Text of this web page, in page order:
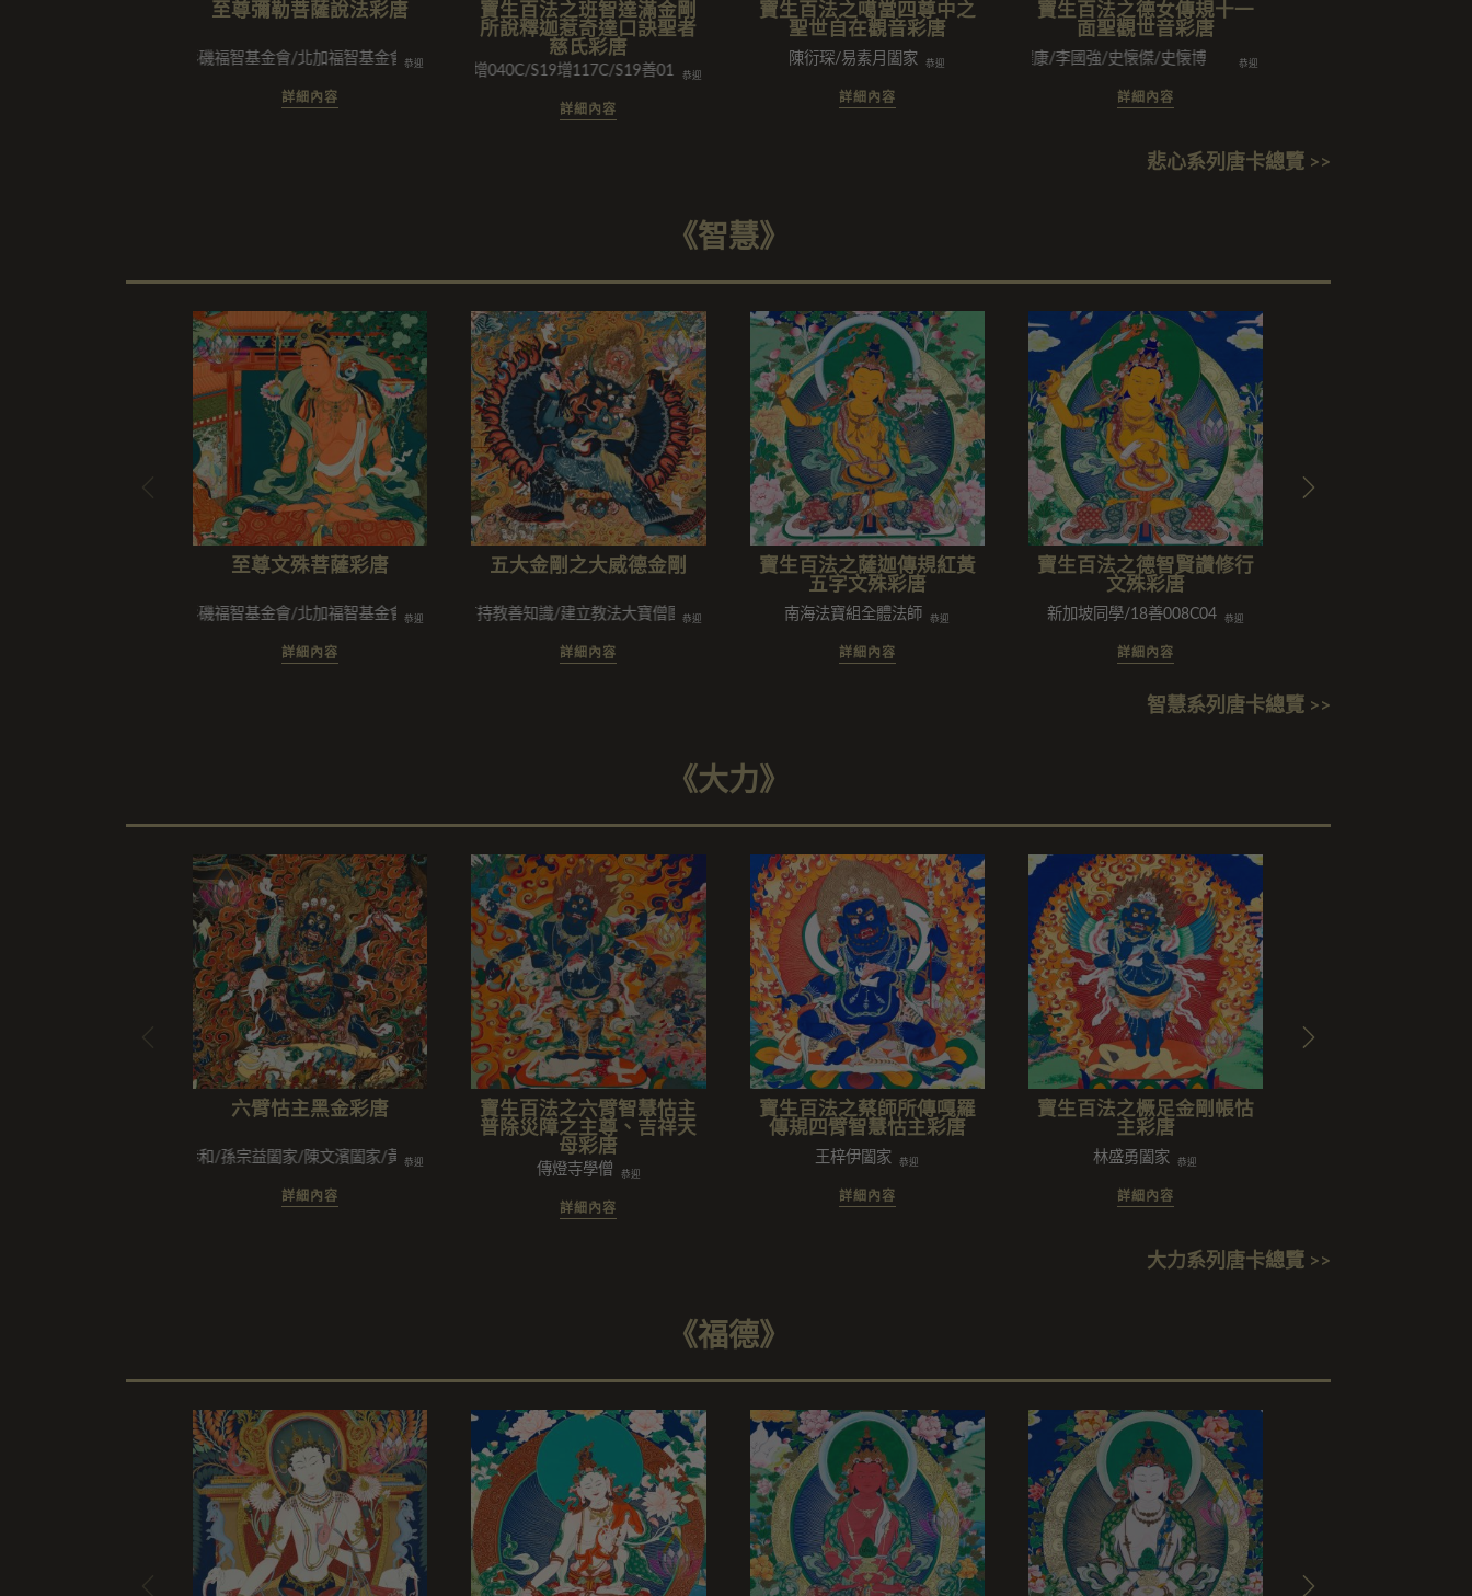
至尊彌勒菩薩說法彩唐
洛杉磯福智基金會/北加福智基金會 恭迎
詳細內容
寶生百法之班智達滿金剛
所說釋迦惹奇達口訣聖者
慈氏彩唐
S15增040C/S19增117C/S19善015C01/舊制研討班二/劉蓮珠闔家/潘廣發闔家
恭迎
詳細內容
寶生百法之噶當四尊中之
聖世自在觀音彩唐
陳衍琛/易素月闔家 恭迎
詳細內容
寶生百法之德女傳規十一
面聖觀世音彩唐
史耀康/李國強/史懐傑/史懐博 恭迎
詳細內容
陳兆華闔家/馮耀輝闔家/韓晝光
悲心系列唐卡總覽 >>
《智慧》
至尊文殊菩薩彩唐
洛杉磯福智基金會/北加福智基金會 恭迎
詳細內容
五大金剛之大威德金剛
所有持教善知識/建立教法大寶僧團/陳姿穎/陳拓維/學弘教法三寶弟子/護持正法的龍天護法善神
恭迎
詳細內容
寶生百法之薩迦傳規紅黃
五字文殊彩唐
南海法寶組全體法師 恭迎
詳細內容
寶生百法之德智賢讚修行
文殊彩唐
新加坡同學/18善008C04 恭迎
詳細內容
智慧系列唐卡總覽 >>
《大力》
六臂怙主黑金彩唐
陳恭和/孫宗益闔家/陳文濱闔家/黃素芬法眷/林吟霞闔家
恭迎
詳細內容
寶生百法之六臂智慧怙主
普除災障之主尊、吉祥天
母彩唐
傳燈寺學僧 恭迎
詳細內容
寶生百法之蔡師所傳嘎羅
傳規四臂智慧怙主彩唐
王梓伊闔家 恭迎
詳細內容
寶生百法之橛足金剛帳怙
主彩唐
林盛勇闔家 恭迎
詳細內容
大力系列唐卡總覽 >>
《福德》